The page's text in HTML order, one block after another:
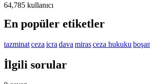
64,785 kullanıcı
En popüler etiketler
tazminatceza icra dava mirasceza hukuku
İlgili sorular